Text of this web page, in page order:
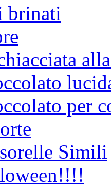
brinati
per
Simili